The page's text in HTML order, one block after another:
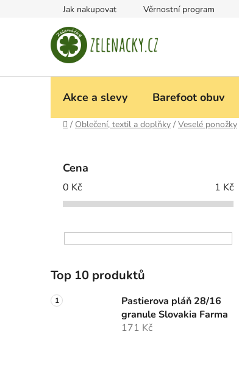
Jak nakupovat Věrnostní program
Akce a slevy Barefoot obuv
Domů
/ Oblečení, textil a doplňky / Veselé ponožky
í
a
Cena
0 Kč 1 Kč
Top 10 produktů
Pastierova pláň 28/16
granule Slovakia Farma
171 Kč